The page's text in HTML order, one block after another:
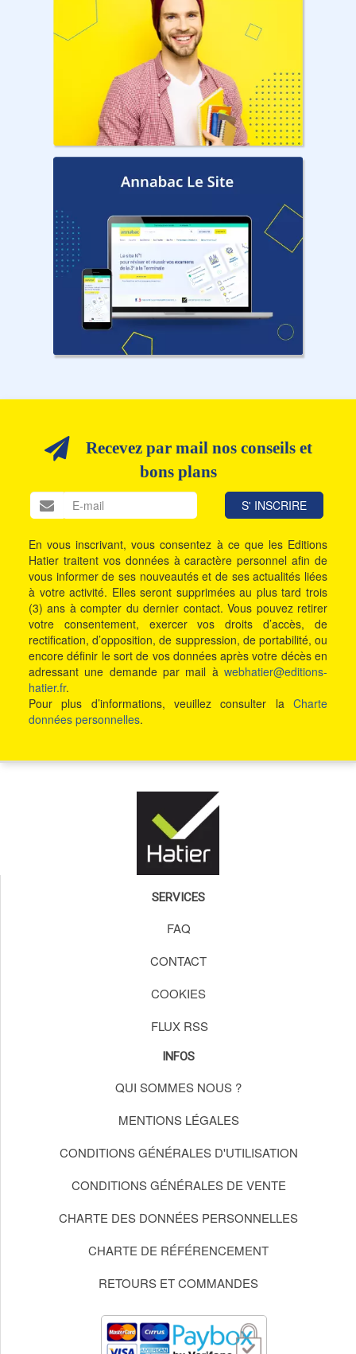
Recevez par mail nos conseils et
bons plans
En vous inscrivant, vous consentez à ce que les Editions
Hatier traitent vos données à caractère personnel afin de
vous informer de ses nouveautés et de ses actualités liées
à votre activité. Elles seront supprimées au plus tard trois
(3) ans à compter du dernier contact. Vous pouvez retirer
votre consentement, exercer vos droits d’accès, de
rectification, d’opposition, de suppression, de portabilité, ou
encore définir le sort de vos données après votre décès en
adressant une demande par mail à webhatier@editions-
hatier.fr.
Pour plus d’informations, veuillez consulter la Charte
données personnelles.
SERVICES
FAQ
CONTACT
COOKIES
FLUX RSS
INFOS
QUI SOMMES NOUS ?
MENTIONS LÉGALES
CONDITIONS GÉNÉRALES D'UTILISATION
CONDITIONS GÉNÉRALES DE VENTE
CHARTE DES DONNÉES PERSONNELLES
CHARTE DE RÉFÉRENCEMENT
RETOURS ET COMMANDES